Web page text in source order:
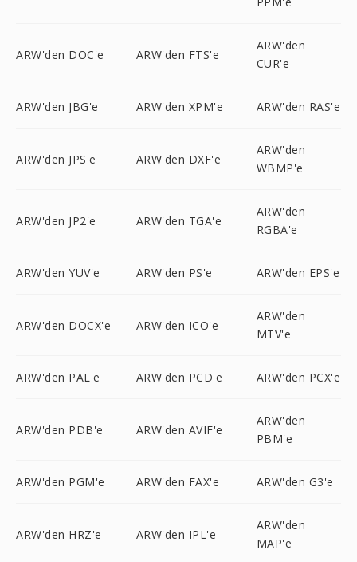
ARW'den DOC'e ARW'den FTS'e
ARW'den
CUR'e
ARW'den JBG'e ARW'den XPM'e ARW'den RAS'e
ARW'den JPS'e ARW'den DXF'e
ARW'den
WBMP'e
ARW'den JP2'e ARW'den TGA'e
ARW'den
RGBA'e
ARW'den YUV'e ARW'den PS'e ARW'den EPS'e
ARW'den DOCX'e ARW'den ICO'e
ARW'den
MTV'e
ARW'den PAL'e ARW'den PCD'e ARW'den PCX'e
ARW'den PDB'e ARW'den AVIF'e
ARW'den
PBM'e
ARW'den PGM'e ARW'den FAX'e ARW'den G3'e
ARW'den HRZ'e ARW'den IPL'e
ARW'den
MAP'e